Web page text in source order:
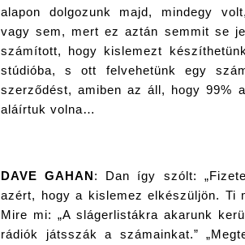
alapon dolgozunk majd, mindegy
vagy sem, mert ez aztán semmit se
számított, hogy kislemezt
stúdióba, s ott felvehetünk egy
szerződést, amiben az áll, hogy 99%
aláírtuk volna…
DAVE GAHAN: Dan így szólt:
azért, hogy a kislemez elkészüljön. Ti
Mire mi: „A slágerlistákra akarunk
rádiók játsszák a számainkat.”